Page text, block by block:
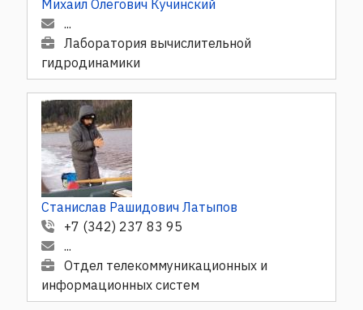
Михаил Олегович Кучинский
...
Лаборатория вычислительной
гидродинамики
Станислав Рашидович Латыпов
+7 (342) 237 83 95
...
Отдел телекоммуникационных и
информационных систем